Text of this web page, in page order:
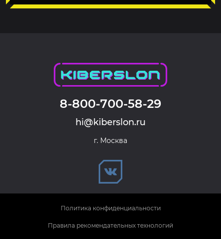
8-800-700-58-29
hi@kiberslon.ru
г. Москва
Политика конфиденциальности
Правила рекомендательных технологий